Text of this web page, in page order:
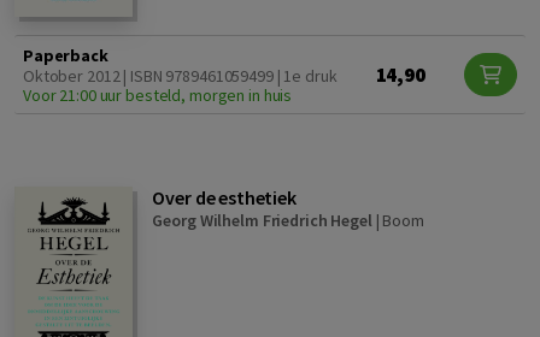
Paperback
Oktober 2012 | ISBN 9789461059499 | 1e druk
Voor 21:00 uur besteld, morgen in huis
14,90
Over de esthetiek
Georg Wilhelm Friedrich Hegel| Boom